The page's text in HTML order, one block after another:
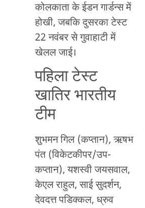
कोलकाता के ईडन गार्डन्स में
होखी, जबकि दुसरका टेस्ट
22 नवंबर से गुवाहाटी में
खेलल जाई।
पहिला टेस्ट
खातिर भारतीय
टीम
शुभमन गिल (कप्तान), ऋषभ
पंत (विकेटकीपर/उप-
कप्तान), यशस्वी जयसवाल,
केएल राहुल, साई सुदर्शन,
देवदत्त पडिक्कल, ध्रुव